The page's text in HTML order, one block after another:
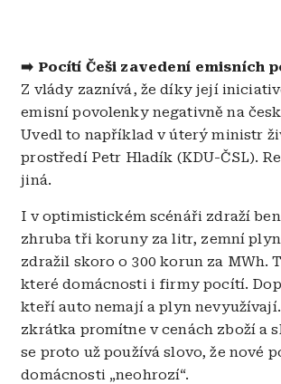
➡️ Pocítí Češi zavedení emisních
Z vlády zaznívá, že díky její
emisní povolenky negativně na
Uvedl to například v úterý ministr
prostředí Petr Hladík (KDU-ČSL).
jiná.
I v optimistickém scénáři zdraží
zhruba tři koruny za litr, zemní
zdražil skoro o 300 korun za MWh.
které domácnosti i firmy pocítí.
kteří auto nemají a plyn nevyužívají.
zkrátka promítne v cenách zboží a
se proto už používá slovo, že nové
domácnosti „neohrozí“.